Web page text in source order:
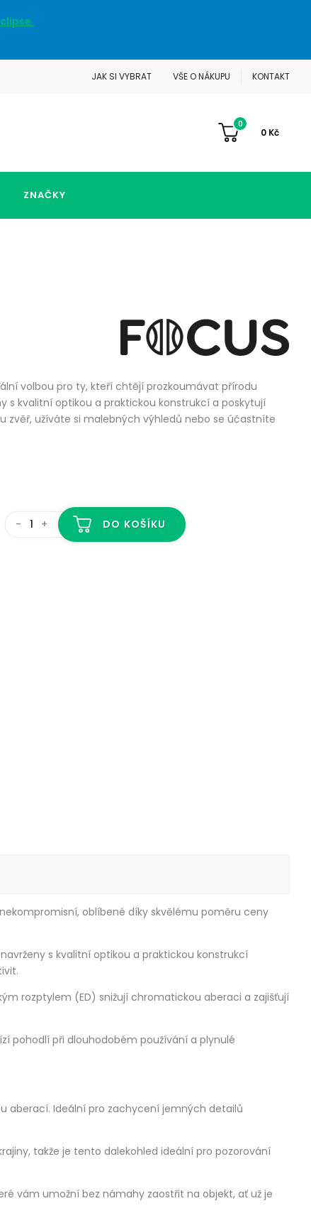
JAK SI VYBRAT VŠE O NÁKUPU KONTAKT
0
0 Kč
ZNAČKY
volbou pro ty, kteří chtějí prozkoumávat přírodu
s kvalitní optikou a praktickou konstrukcí a poskytují
zvěř, užíváte si malebných výhledů nebo se účastníte
- + DO KOŠÍKU
oblíbené díky skvělému poměru ceny
s kvalitní optikou a praktickou konstrukcí
rozptylem (ED) snižují chromatickou aberaci a zajišťují
pohodlí při dlouhodobém používání a plynulé
aberací. Ideální pro zachycení jemných detailů
takže je tento dalekohled ideální pro pozorování
vám umožní bez námahy zaostřit na objekt, ať už je